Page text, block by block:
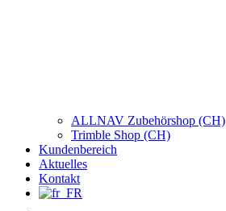
ALLNAV Zubehörshop (CH)
Trimble Shop (CH)
Kundenbereich
Aktuelles
Kontakt